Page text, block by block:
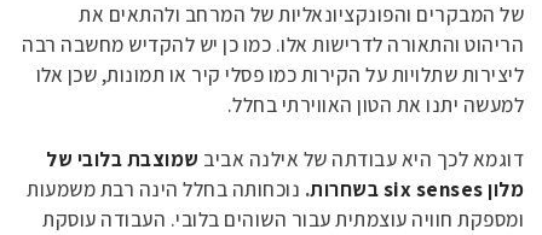
של המבקרים והפונקציונאליות של המרחב ולהתאים את
הריהוט והתאורה לדרישות אלו. כמו כן יש להקדיש מחשבה רבה
ליצירות שתלויות על הקירות כמו פסלי קיר או תמונות, שכן אלו
למעשה יתנו את הטון האווירתי בחלל.
דוגמא לכך היא עבודתה של אילנה אביב שמוצבת בלובי של
מלון six senses בשחרות
. נוכחותה בחלל הינה רבת משמעות
ומספקת חוויה עוצמתית עבור השוהים בלובי. העבודה עוסקת